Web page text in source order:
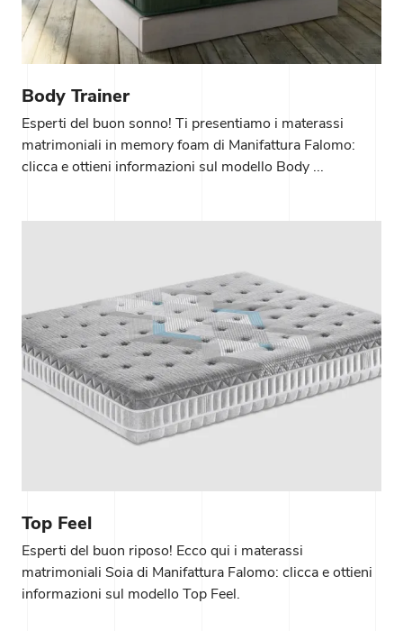
Body Trainer
Esperti del buon sonno! Ti presentiamo i materassi
matrimoniali in memory foam di Manifattura Falomo:
clicca e ottieni informazioni sul modello Body ...
Top Feel
Esperti del buon riposo! Ecco qui i materassi
matrimoniali Soia di Manifattura Falomo: clicca e ottieni
informazioni sul modello Top Feel.